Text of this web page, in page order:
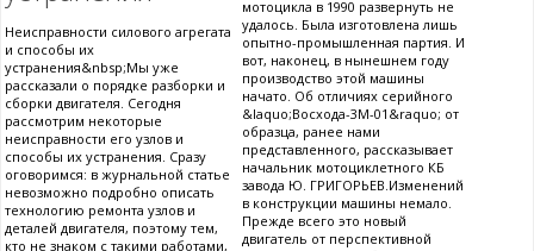
Неисправности силового агрегата
и способы их
устранения&nbsp;Мы уже
рассказали о порядке разборки и
сборки двигателя. Сегодня
рассмотрим некоторые
неисправности его узлов и
способы их устранения. Сразу
оговоримся: в журнальной статье
невозможно подробно описать
технологию ремонта узлов и
деталей двигателя, поэтому тем,
кто не знаком с такими работами,
мотоцикла в 1990 развернуть не
удалось. Была изготовлена лишь
опытно-промышленная партия. И
вот, наконец, в нынешнем году
производство этой машины
начато. Об отличиях серийного
&laquo;Восхода-3М-01&raquo; от
образца, ранее нами
представленного, рассказывает
начальник мотоциклетного КБ
завода Ю. ГРИГОРЬЕВ.Изменений
в конструкции машины немало.
Прежде всего это новый
двигатель от перспективной